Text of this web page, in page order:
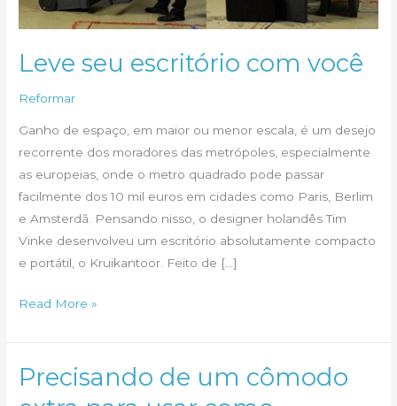
Leve seu escritório com você
Reformar
Ganho de espaço, em maior ou menor escala, é um desejo
recorrente dos moradores das metrópoles, especialmente
as europeias, onde o metro quadrado pode passar
facilmente dos 10 mil euros em cidades como Paris, Berlim
e Amsterdã. Pensando nisso, o designer holandês Tim
Vinke desenvolveu um escritório absolutamente compacto
e portátil, o Kruikantoor. Feito de […]
Leve
escritório
com
você
Read More »
Precisando de um cômodo